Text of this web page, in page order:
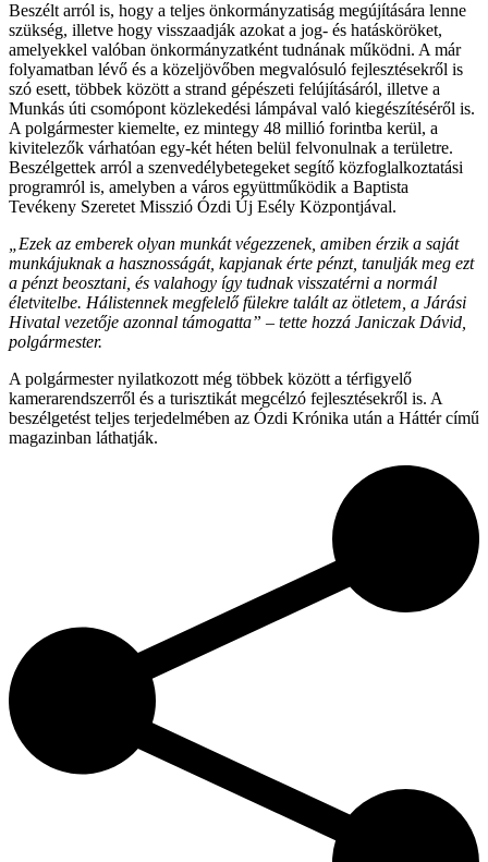
Beszélt arról is, hogy a teljes önkormányzatiság megújítására lenne
szükség, illetve hogy visszaadják azokat a jog- és hatásköröket,
amelyekkel valóban önkormányzatként tudnának működni. A már
folyamatban lévő és a közeljövőben megvalósuló fejlesztésekről is
szó esett, többek között a strand gépészeti felújításáról, illetve a
Munkás úti csomópont közlekedési lámpával való kiegészítéséről is.
A polgármester kiemelte, ez mintegy 48 millió forintba kerül, a
kivitelezők várhatóan egy-két héten belül felvonulnak a területre.
Beszélgettek arról a szenvedélybetegeket segítő közfoglalkoztatási
programról is, amelyben a város együttműködik a Baptista
Tevékeny Szeretet Misszió Ózdi Új Esély Központjával.
„Ezek az emberek olyan munkát végezzenek, amiben érzik a saját
munkájuknak a hasznosságát, kapjanak érte pénzt, tanulják meg ezt
a pénzt beosztani, és valahogy így tudnak visszatérni a normál
életvitelbe. Hálistennek megfelelő fülekre talált az ötletem, a Járási
Hivatal vezetője azonnal támogatta” – tette hozzá Janiczak Dávid,
polgármester.
A polgármester nyilatkozott még többek között a térfigyelő
kamerarendszerről és a turisztikát megcélzó fejlesztésekről is. A
beszélgetést teljes terjedelmében az Ózdi Krónika után a Háttér című
magazinban láthatják.